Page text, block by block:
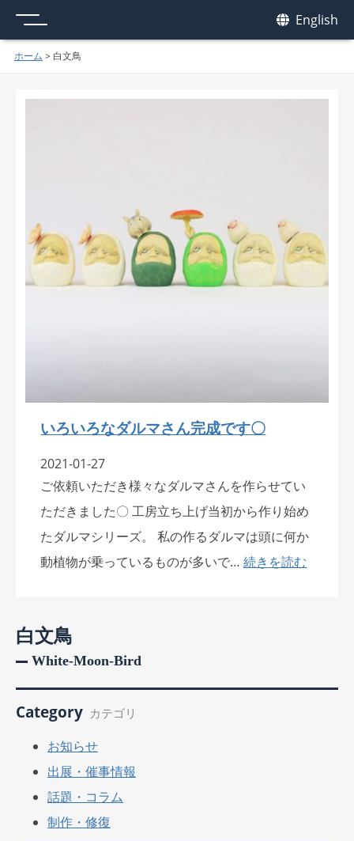
English
ホーム > 白文鳥
白文鳥
White-Moon-Bird
Category カテゴリ
お知らせ
出展・催事情報
話題・コラム
制作・修復
いろいろなダルマさん完成です〇
2021-01-27
ご依頼いただき様々なダルマさんを作らせてい
ただきました〇 工房立ち上げ当初から作り始め
たダルマシリーズ。 私の作るダルマは頭に何か
動植物が乗っているものが多いで…続きを読む